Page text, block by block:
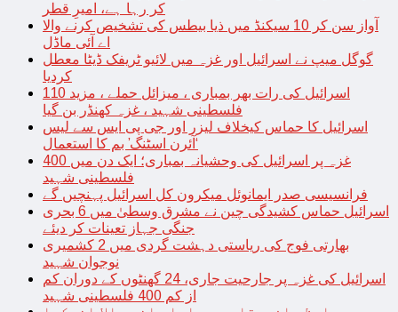
کر رہا ہے، امیرِ قطر
آواز سن کر 10 سیکنڈ میں ذیا بیطس کی تشخیص کرنے والا
اے آئی ماڈل
گوگل میپ نے اسرائیل اور غزہ میں لائیو ٹریفک ڈیٹا معطل
کردیا
اسرائیل کی رات بھر بمباری ، میزائل حملے ، مزید 110
فلسطینی شہید ، غزہ کھنڈر بن گیا
اسرائیل کا حماس کیخلاف لیزر اور جی پی ایس سے لیس
‘آئرن اسٹنگ’ بم کا استعمال
غزہ پر اسرائیل کی وحشیانہ بمباری؛ ایک دن میں 400
فلسطینی شہید
فرانسیسی صدر ایمانوئل میکرون کل اسرائیل پہنچیں گے
اسرائیل حماس کشیدگی چین نے مشرق وسطیٰ میں 6 بحری
جنگی جہاز تعینات کر دیئے
بھارتی فوج کی ریاستی دہشت گردی میں 2 کشمیری
نوجوان شہید
اسرائیل کی غزہ پر جارحیت جاری، 24 گھنٹوں کے دوران کم
از کم 400 فلسطینی شہید